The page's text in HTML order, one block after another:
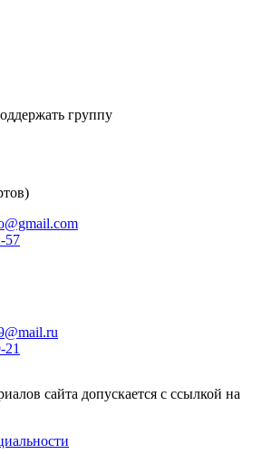
группу
57
21
сайта допускается с ссылкой на